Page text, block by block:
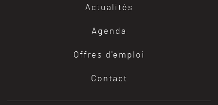
Actualités
Agenda
Offres d'emploi
Contact